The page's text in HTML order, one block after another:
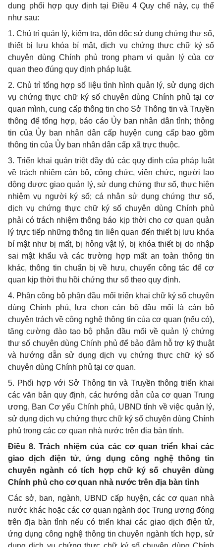
dung phối hợp quy định tại Điều 4 Quy chế này, cụ thể
như sau:
1. Chủ trì quản lý, kiểm tra, đôn đốc sử dụng chứng thư số,
thiết bị lưu khóa bí mật, dịch vụ chứng thực chữ ký số
chuyên dùng Chính phủ trong phạm vi quản lý của cơ
quan theo đúng quy định pháp luật.
2. Chủ trì tổng hợp số liệu tình hình quản lý, sử dụng dịch
vụ chứng thực chữ ký số chuyên dùng Chính phủ tại cơ
quan mình, cung cấp thông tin cho Sở Thông tin và Truyền
thông để tổng hợp, báo cáo Ủy ban nhân dân tỉnh; thông
tin của Ủy ban nhân dân cấp huyện cung cấp bao gồm
thông tin của Ủy ban nhân dân cấp xã trực thuộc.
3. Triển khai quán triệt đầy đủ các quy định của pháp luật
về trách nhiệm cán bộ, công chức, viên chức, người lao
động được giao quản lý, sử dụng chứng thư số, thực hiện
nhiệm vụ người ký số; cá nhân sử dụng chứng thư số,
dịch vụ chứng thực chữ ký số chuyên dùng Chính phủ
phải có trách nhiệm thông báo kịp thời cho cơ quan quản
lý trực tiếp những thông tin liên quan đến thiết bị lưu khóa
bí mật như bị mất, bị hỏng vật lý, bị khóa thiết bị do nhập
sai mật khẩu và các trường hợp mất an toàn thông tin
khác, thông tin chuẩn bị về hưu, chuyển công tác để cơ
quan kịp thời thu hồi chứng thư số theo quy định.
4. Phân công bộ phận đầu mối triển khai chữ ký số chuyên
dùng Chính phủ, lựa chọn cán bộ đầu mối là cán bộ
chuyên trách về công nghệ thông tin của cơ quan (nếu có),
tăng cường đào tạo bộ phận đầu mối về quản lý chứng
thư số chuyên dùng Chính phủ để bảo đảm hỗ trợ kỹ thuật
và hướng dẫn sử dụng dịch vụ chứng thực chữ ký số
chuyên dùng Chính phủ tại cơ quan.
5. Phối hợp với Sở Thông tin và Truyền thông triển khai
các văn bản quy định, các hướng dẫn của cơ quan Trung
ương, Ban Cơ yếu Chính phủ, UBND tỉnh về việc quản lý,
sử dụng dịch vụ chứng thực chữ ký số chuyên dùng Chính
phủ trong các cơ quan nhà nước trên địa bàn tỉnh.
Điều 8. Trách nhiệm của các cơ quan triển khai các
giao dịch điện tử, ứng dụng công nghệ thông tin
chuyên ngành có tích hợp chữ ký số chuyên dùng
Chính phủ cho cơ quan nhà nước trên địa bàn tỉnh
Các sở, ban, ngành, UBND cấp huyện, các cơ quan nhà
nước khác hoặc các cơ quan ngành dọc Trung ương đóng
trên địa bàn tỉnh nếu có triển khai các giao dịch điện tử,
ứng dụng công nghệ thông tin chuyên ngành tích hợp, sử